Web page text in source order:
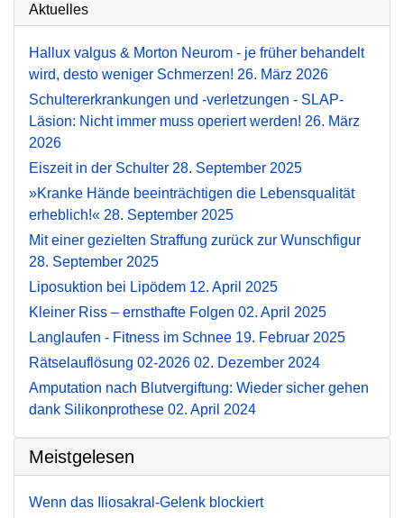
Aktuelles
Hallux valgus & Morton Neurom - je früher behandelt
wird, desto weniger Schmerzen! 26. März 2026
Schultererkrankungen und -verletzungen - SLAP-
Läsion: Nicht immer muss operiert werden! 26. März
2026
Eiszeit in der Schulter 28. September 2025
»Kranke Hände beeinträchtigen die Lebensqualität
erheblich!« 28. September 2025
Mit einer gezielten Straffung zurück zur Wunschfigur
28. September 2025
Liposuktion bei Lipödem 12. April 2025
Kleiner Riss – ernsthafte Folgen 02. April 2025
Langlaufen - Fitness im Schnee 19. Februar 2025
Rätselauflösung 02-2026 02. Dezember 2024
Amputation nach Blutvergiftung: Wieder sicher gehen
dank Silikonprothese 02. April 2024
Meistgelesen
Wenn das Iliosakral-Gelenk blockiert